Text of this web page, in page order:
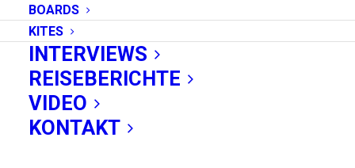
BOARDS
KITES
INTERVIEWS
REISEBERICHTE
VIDEO
KONTAKT
Sonni Bunte